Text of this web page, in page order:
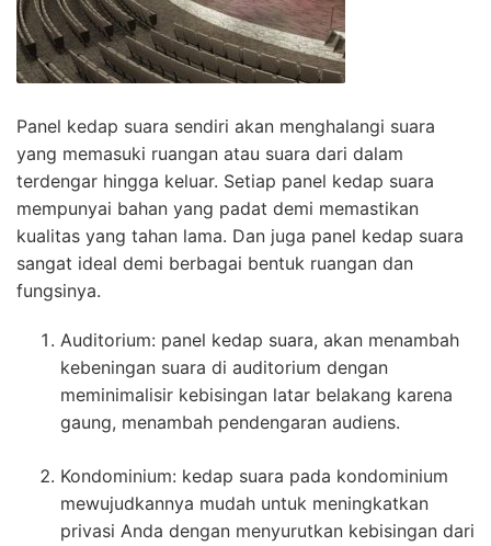
Panel kedap suara sendiri akan menghalangi suara
yang memasuki ruangan atau suara dari dalam
terdengar hingga keluar. Setiap panel kedap suara
mempunyai bahan yang padat demi memastikan
kualitas yang tahan lama. Dan juga panel kedap suara
sangat ideal demi berbagai bentuk ruangan dan
fungsinya.
Auditorium: panel kedap suara, akan menambah
kebeningan suara di auditorium dengan
meminimalisir kebisingan latar belakang karena
gaung, menambah pendengaran audiens.
Kondominium: kedap suara pada kondominium
mewujudkannya mudah untuk meningkatkan
privasi Anda dengan menyurutkan kebisingan dari